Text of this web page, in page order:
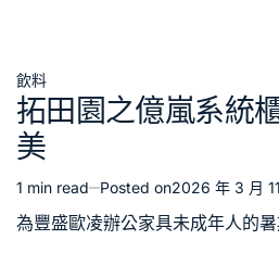
Posted
in
飲料
拓田園之億嵐系統
美
Estimated
read
1 min read Posted on2026 年 3 月
為豐盛歐凌辦公家具未成年人的